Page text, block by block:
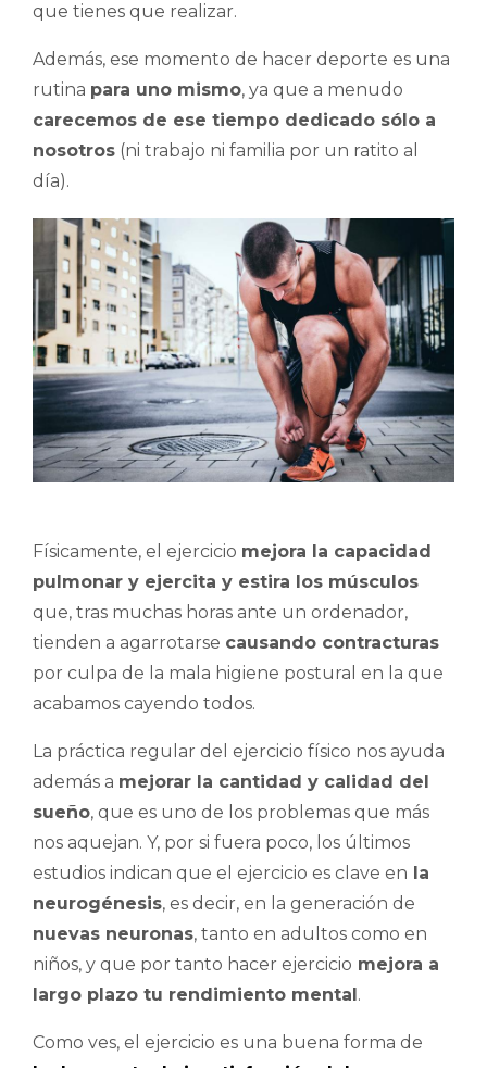
que tienes que realizar.
Además, ese momento de hacer deporte es una
rutina para uno mismo, ya que a menudo
carecemos de ese tiempo dedicado sólo a
nosotros (ni trabajo ni familia por un ratito al
día).
Físicamente, el ejercicio mejora la capacidad
pulmonar y ejercita y estira los músculos
que, tras muchas horas ante un ordenador,
tienden a agarrotarse causando contracturas
por culpa de la mala higiene postural en la que
acabamos cayendo todos.
La práctica regular del ejercicio físico nos ayuda
además a mejorar la cantidad y calidad del
sueño, que es uno de los problemas que más
nos aquejan. Y, por si fuera poco, los últimos
estudios indican que el ejercicio es clave en la
neurogénesis, es decir, en la generación de
nuevas neuronas, tanto en adultos como en
niños, y que por tanto hacer ejercicio mejora a
largo plazo tu rendimiento mental.
Como ves, el ejercicio es una buena forma de